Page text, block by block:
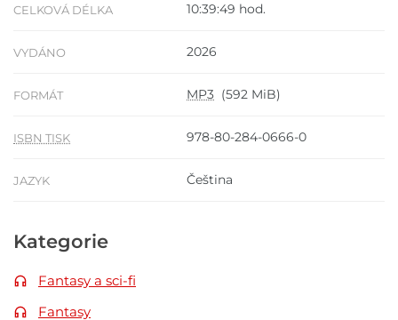
CELKOVÁ DÉLKA 10:39:49 hod.
VYDÁNO 2026
FORMÁT MP3 (592 MiB)
ISBN TISK 978-80-284-0666-0
JAZYK Čeština
Kategorie
Fantasy a sci-fi
Fantasy